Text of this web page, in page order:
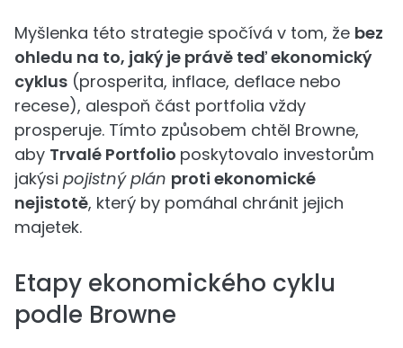
Myšlenka této strategie spočívá v tom, že bez
ohledu na to, jaký je právě teď ekonomický
cyklus (prosperita, inflace, deflace nebo
recese), alespoň část portfolia vždy
prosperuje. Tímto způsobem chtěl Browne,
aby Trvalé Portfolio poskytovalo investorům
jakýsi pojistný plán proti ekonomické
nejistotě, který by pomáhal chránit jejich
majetek.
Etapy ekonomického cyklu
podle Browne